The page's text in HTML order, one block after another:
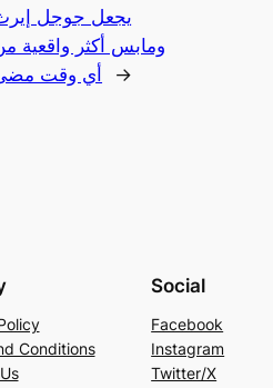
يجعل جوجل
ومابس أكثر واقعية
أي وقت
→
Conditions
Social
Facebook
Instagram
Twitter/X